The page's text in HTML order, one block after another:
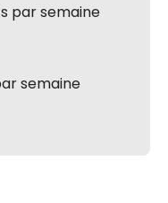
par semaine
semaine